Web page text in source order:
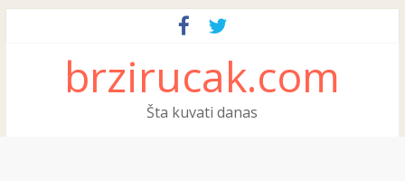
brzirucak.com
Šta kuvati danas